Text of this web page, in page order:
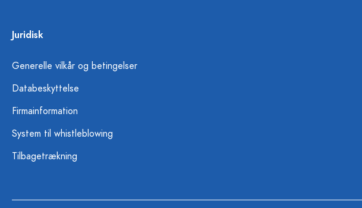
Juridisk
Generelle vilkår og betingelser
Databeskyttelse
Firmainformation
System til whistleblowing
Tilbagetrækning